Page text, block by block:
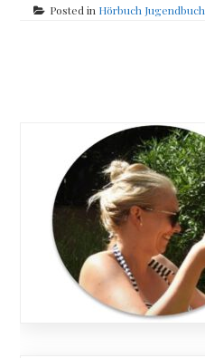
Posted in Hörbuch Jugendbuch
navigation